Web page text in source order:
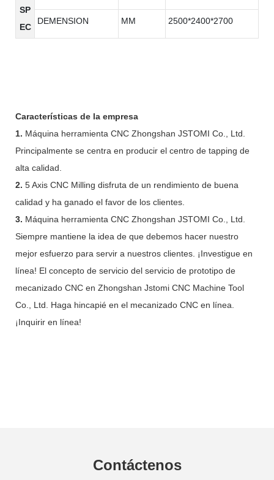
SP
EC
DEMENSION MM 2500*2400*2700
Características de la empresa
1. Máquina herramienta CNC Zhongshan JSTOMI Co., Ltd.
Principalmente se centra en producir el centro de tapping de
alta calidad.
2. 5 Axis CNC Milling disfruta de un rendimiento de buena
calidad y ha ganado el favor de los clientes.
3. Máquina herramienta CNC Zhongshan JSTOMI Co., Ltd.
Siempre mantiene la idea de que debemos hacer nuestro
mejor esfuerzo para servir a nuestros clientes. ¡Investigue en
línea! El concepto de servicio del servicio de prototipo de
mecanizado CNC en Zhongshan Jstomi CNC Machine Tool
Co., Ltd. Haga hincapié en el mecanizado CNC en línea.
¡Inquirir en línea!
Contáctenos